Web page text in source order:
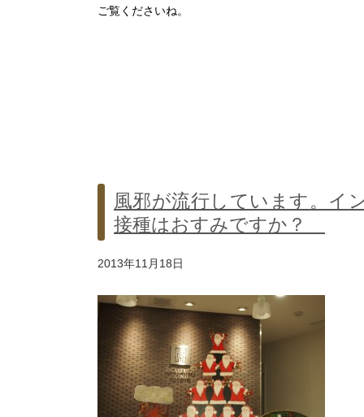
ご覧くださいね。
風邪が流行しています。イ
接種はおすみですか？
2013年11月18日